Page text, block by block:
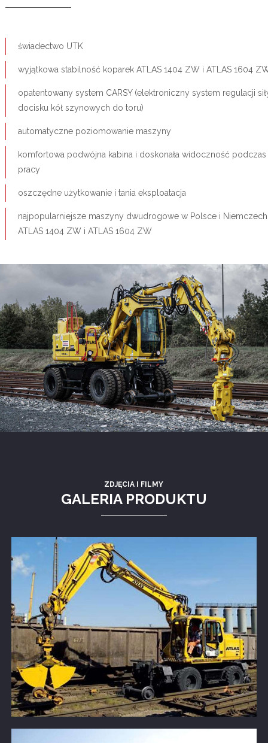
świadectwo UTK
wyjątkowa stabilność koparek ATLAS 1404 ZW i ATLAS 1604
opatentowany system CARSY (elektroniczny system regulacji
docisku kół szynowych do toru)
automatyczne poziomowanie maszyny
komfortowa podwójna kabina i doskonała widoczność podczas
pracy
oszczędne użytkowanie i tania eksploatacja
najpopularniejsze maszyny dwudrogowe w Polsce i
ATLAS 1404 ZW i ATLAS 1604 ZW
GALERIA PRODUKTU
ZDJĘCIA I FILMY